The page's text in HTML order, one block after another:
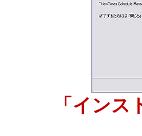
「インス